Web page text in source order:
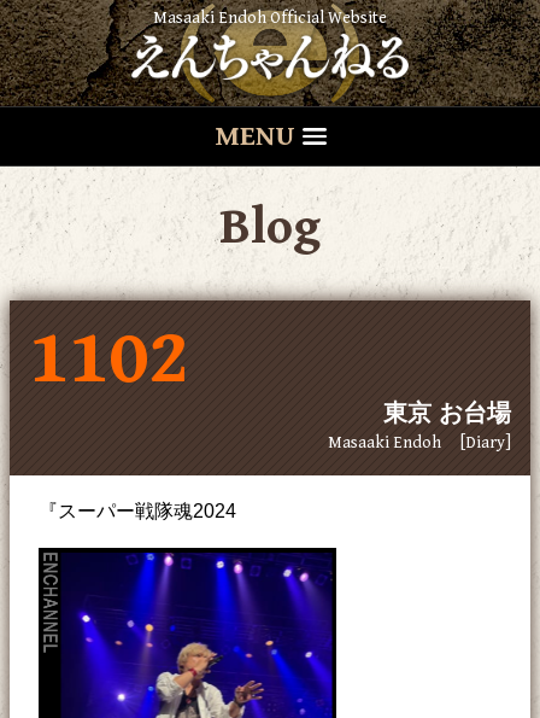
Masaaki Endoh Official Website
MENU
Blog
1102
東京 お台場
Masaaki Endoh [Diary]
『スーパー戦隊魂2024